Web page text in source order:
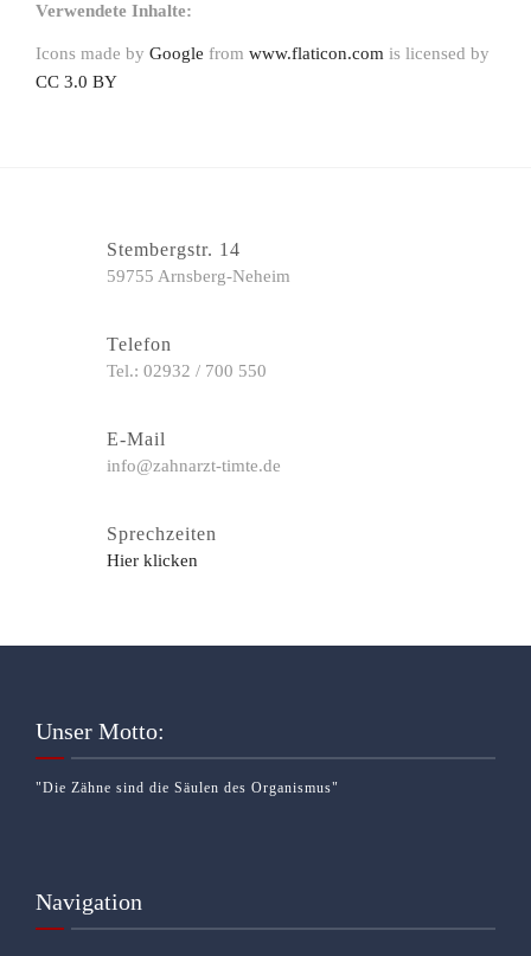
Verwendete Inhalte:
Icons made by Google from www.flaticon.com is licensed by
CC 3.0 BY
Stembergstr. 14
59755 Arnsberg-Neheim
Telefon
Tel.: 02932 / 700 550
E-Mail
info@zahnarzt-timte.de
Sprechzeiten
Hier klicken
Unser Motto:
"Die Zähne sind die Säulen des Organismus"
Navigation